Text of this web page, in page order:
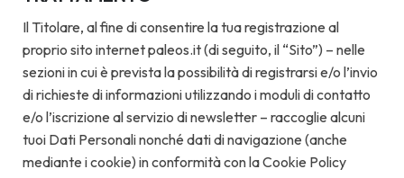
Il Titolare, al fine di consentire la tua registrazione al
proprio sito internet paleos.it (di seguito, il “Sito”) – nelle
sezioni in cui è prevista la possibilità di registrarsi e/o l’invio
di richieste di informazioni utilizzando i moduli di contatto
e/o l’iscrizione al servizio di newsletter – raccoglie alcuni
tuoi Dati Personali nonché dati di navigazione (anche
mediante i cookie) in conformità con la Cookie Policy